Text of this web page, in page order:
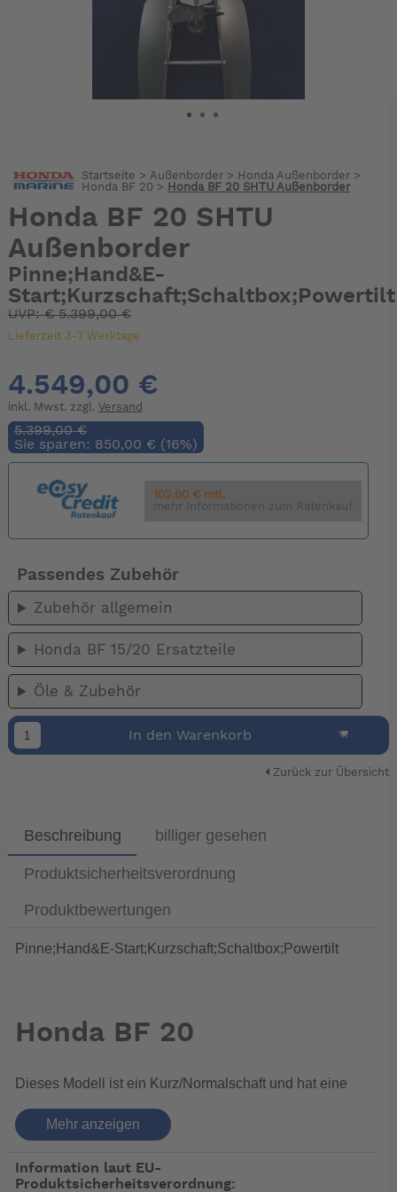
Startseite >Außenborder > Honda Außenborder >
Honda BF 20 > Honda BF 20 SHTU Außenborder
Honda BF 20 SHTU
Außenborder
Pinne;Hand&E-
Start;Kurzschaft;Schaltbox;Powertilt
UVP:€5.399,00 €
Lieferzeit 3-7 Werktage
4.549,00 €
inkl. Mwst. zzgl. Versand
5.399,00 €
Sie sparen: 850,00 € (16%)
102.00 € mtl.
mehr Informationen zum Ratenkauf
Passendes Zubehör
Zubehör allgemein
Honda BF 15/20 Ersatzteile
Öle & Zubehör
In den Warenkorb
Zurück zur Übersicht
Beschreibung billiger gesehen
Produktsicherheitsverordnung
Produktbewertungen
Pinne;Hand&E-Start;Kurzschaft;Schaltbox;Powertilt
Honda BF 20
Dieses Modell ist ein Kurz/Normalschaft und hat eine
über eine elektrische Kippanlage.
Mit diesen beiden Motoren bringt Honda Innovation in
Mehr anzeigen
Information laut EU-
Produktsicherheitsverordnung: